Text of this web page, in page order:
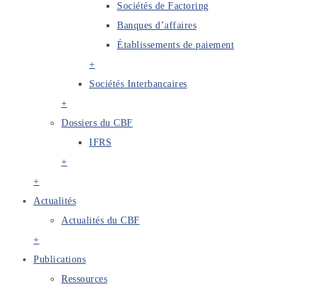
Sociétés de Factoring
Banques d’affaires
Établissements de paiement
+
Sociétés Interbancaires
+
Dossiers du CBF
IFRS
+
+
Actualités
Actualités du CBF
+
Publications
Ressources